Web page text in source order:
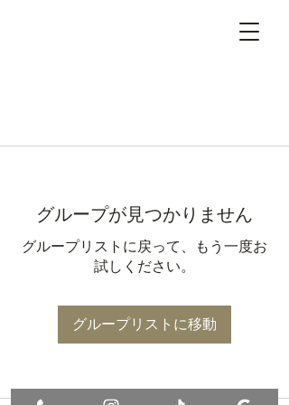
グループが見つかりません
グループリストに戻って、もう一度お
試しください。
グループリストに移動